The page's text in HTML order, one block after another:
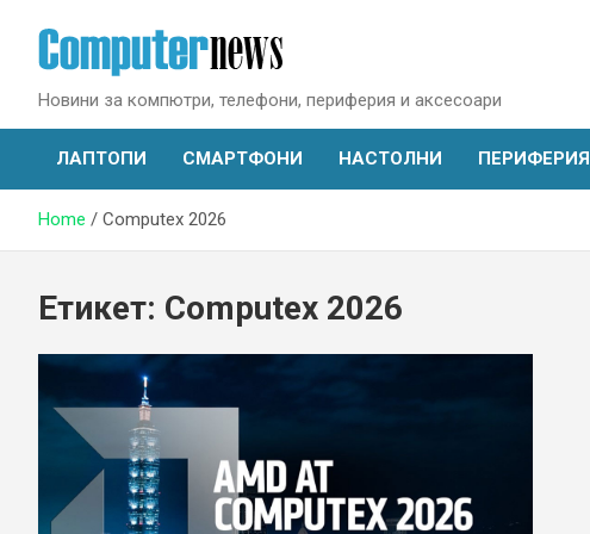
content
Новини за компютри, телефони, периферия и аксесоари
ЛАПТОПИ СМАРТФОНИ НАСТОЛНИ ПЕРИФЕРИЯ
Home Computex 2026
Етикет: Computex 2026